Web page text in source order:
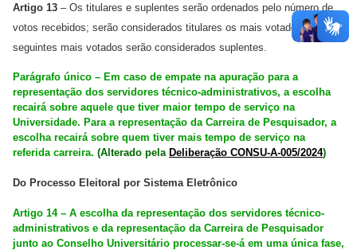
Artigo 13 – Os titulares e suplentes serão ordenados pelo número de
votos recebidos; serão considerados titulares os mais votados e os
seguintes mais votados serão considerados suplentes.
Parágrafo único – Em caso de empate na apuração para a
representação dos servidores técnico-administrativos, a escolha
recairá sobre aquele que tiver maior tempo de serviço na
Universidade. Para a representação da Carreira de Pesquisador, a
escolha recairá sobre quem tiver mais tempo de serviço na
referida carreira. (Alterado pela Deliberação CONSU-A-005/2024)
Do Processo Eleitoral por Sistema Eletrônico
Artigo 14 – A escolha da representação dos servidores técnico-
administrativos e da representação da Carreira de Pesquisador
junto ao Conselho Universitário processar-se-á em uma única fase,